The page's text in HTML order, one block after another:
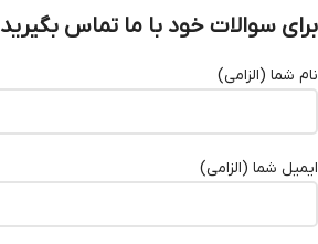
برای سوالات خود با ما تماس بگیرید
نام شما (الزامی)
ایمیل شما (الزامی)